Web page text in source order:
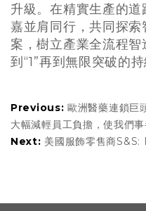
升級。在精實生產的
嘉並肩同行，共同探
案，樹立產業全流程智
到“1”再到無限突破的持
Previous: 歐洲醫藥連鎖巨
大幅減輕員工負擔，使我們事
Next: 美國服飾零售商